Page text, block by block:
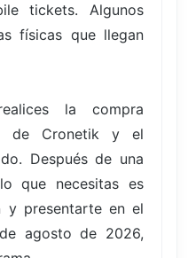
tickets. Algunos
físicas que llegan
la compra
de Cronetik y el
Después de una
que necesitas es
y presentarte en el
agosto de 2026,